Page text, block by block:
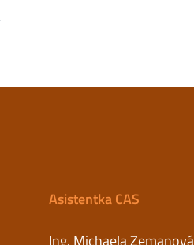
Asistentka CAS
Ing. Michaela Zemanová